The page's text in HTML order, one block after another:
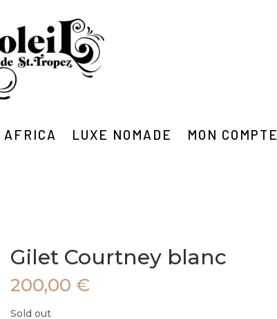
AFRICA LUXE NOMADE MON COMPTE
Gilet Courtney blanc
200,00 €
Sold out